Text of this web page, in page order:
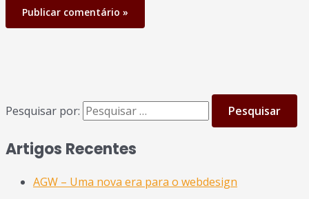
Pesquisar por:
Artigos Recentes
AGW – Uma nova era para o webdesign